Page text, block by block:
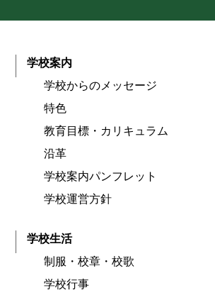
学校案内
学校からのメッセージ
特色
教育目標・カリキュラム
沿革
学校案内パンフレット
学校運営方針
学校生活
制服・校章・校歌
学校行事